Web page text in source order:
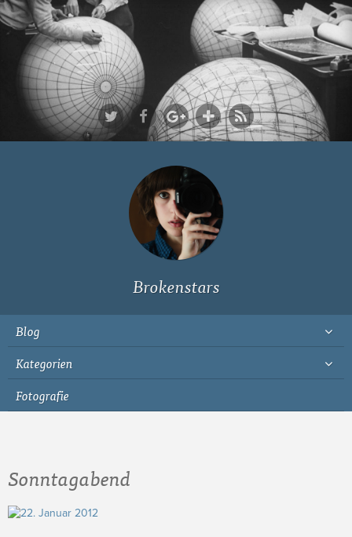
Ich bin Fyn,
23, und
wohne in
Köln
Brokenstars
Blog
Kategorien
Fotografie
Sonntagabend